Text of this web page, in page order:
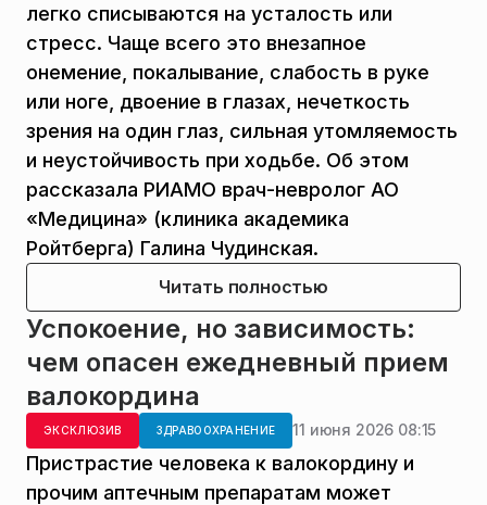
легко списываются на усталость или
стресс. Чаще всего это внезапное
онемение, покалывание, слабость в руке
или ноге, двоение в глазах, нечеткость
зрения на один глаз, сильная утомляемость
и неустойчивость при ходьбе. Об этом
рассказала РИАМО врач-невролог АО
«Медицина» (клиника академика
Ройтберга) Галина Чудинская.
Читать полностью
Успокоение, но зависимость:
чем опасен ежедневный прием
валокордина
ЭКСКЛЮЗИВ ЗДРАВООХРАНЕНИЕ 11 июня 2026 08:15
Пристрастие человека к валокордину и
прочим аптечным препаратам может